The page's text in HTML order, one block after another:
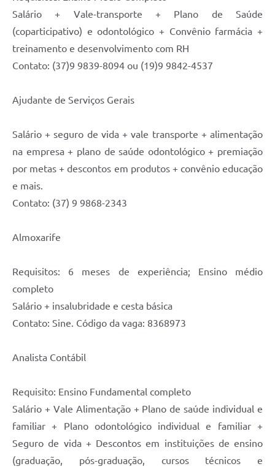
Salário + Vale-transporte + Plano de Saúde
(coparticipativo) e odontológico + Convênio farmácia +
treinamento e desenvolvimento com RH
Contato: (37)9 9839-8094 ou (19)9 9842-4537
Ajudante de Serviços Gerais
Salário + seguro de vida + vale transporte + alimentação
na empresa + plano de saúde odontológico + premiação
por metas + descontos em produtos + convênio educação
e mais.
Contato: (37) 9 9868-2343
Almoxarife
Requisitos: 6 meses de experiência; Ensino médio
completo
Salário + insalubridade e cesta básica
Contato: Sine. Código da vaga: 8368973
Analista Contábil
Requisito: Ensino Fundamental completo
Salário + Vale Alimentação + Plano de saúde individual e
familiar + Plano odontológico individual e familiar +
Seguro de vida + Descontos em instituições de ensino
(graduação, pós-graduação, cursos técnicos e